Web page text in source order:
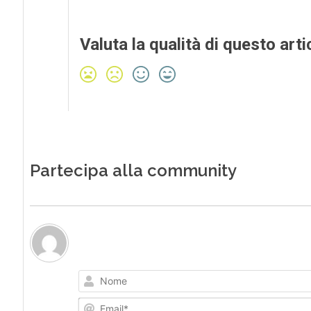
Valuta la qualità di questo
Partecipa alla community